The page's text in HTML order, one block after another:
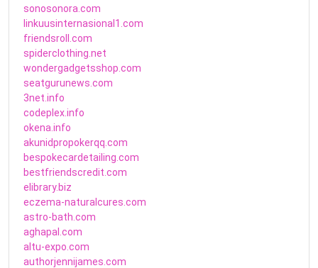
sonosonora.com
linkuusinternasional1.com
friendsroll.com
spiderclothing.net
wondergadgetsshop.com
seatgurunews.com
3net.info
codeplex.info
okena.info
akunidpropokerqq.com
bespokecardetailing.com
bestfriendscredit.com
elibrary.biz
eczema-naturalcures.com
astro-bath.com
aghapal.com
altu-expo.com
authorjennijames.com